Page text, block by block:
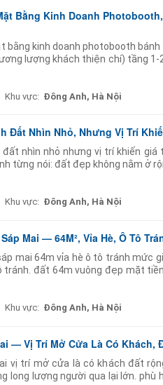
Bằng Kinh Doanh
bằng kinh doanh photobooth
lượng khách thiện chí) tầng 1-
Khu vực: Đông Anh, Hà Nội
Đất Nhìn Nhỏ, Nhưng Vị Trí
nhìn nhỏ nhưng vị trí khiến
từng nói: đất đẹp không nằm ở
Khu vực: Đông Anh, Hà Nội
Mai — 64M², Vỉa Hè, Ô Tô
mai 64m vỉa hè ô tô tránh mức
tránh. đất 64m vuông đẹp mặt
Khu vực: Đông Anh, Hà Nội
— Vị Trí Mở Cửa Là Có Khách,
vị trí mở cửa là có khách đất
long lượng người qua lại lớn. phù